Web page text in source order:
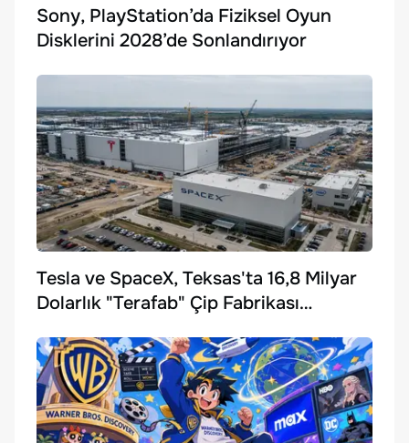
Sony, PlayStation’da Fiziksel Oyun
Disklerini 2028’de Sonlandırıyor
Tesla ve SpaceX, Teksas'ta 16,8 Milyar
Dolarlık "Terafab" Çip Fabrikası